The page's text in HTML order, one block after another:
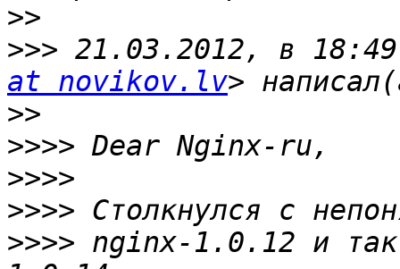
>>
>>> 21.03.2012, в
at novikov.lv
>>
>>>>
>>>>
>>>>
>>>> nginx-1.0.12 и